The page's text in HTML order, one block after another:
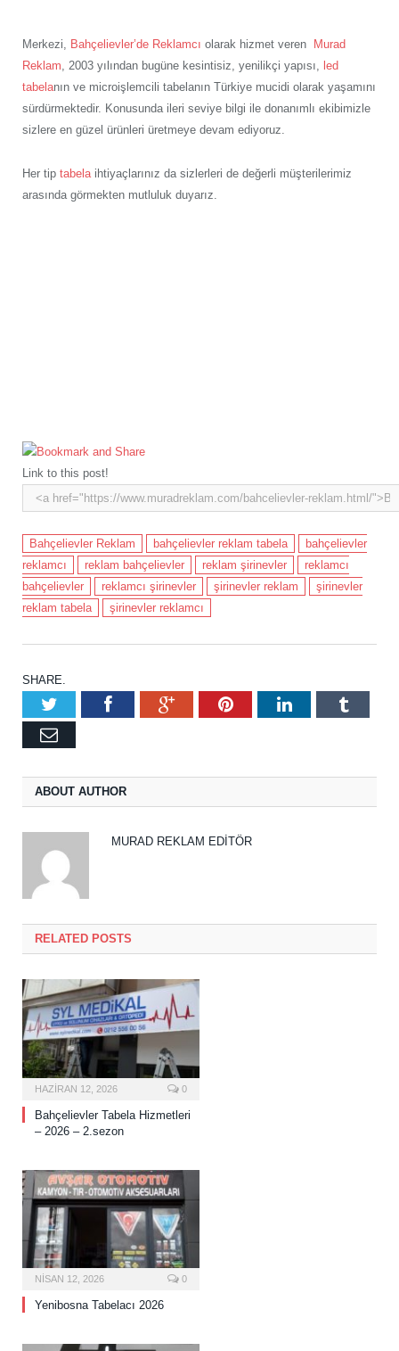
Merkezi, Bahçelievler’de Reklamcı olarak hizmet veren
Murad
Reklam, 2003 yılından bugüne kesintisiz, yenilikçi yapısı, led
tabelanın ve microişlemcili tabelanın Türkiye mucidi olarak yaşamını
sürdürmektedir. Konusunda ileri seviye bilgi ile donanımlı ekibimizle
sizlere en güzel ürünleri üretmeye devam ediyoruz.
Her tip tabela ihtiyaçlarınız da sizlerleri de değerli müşterilerimiz
arasında görmekten mutluluk duyarız.
Link to this post!
Bahçelievler Reklam bahçelievler reklam tabela
bahçelievler
reklamcı
reklam bahçelievler reklam şirinevler
reklamcı
bahçelievler
reklamcı şirinevler şirinevler reklam
şirinevler
reklam tabela
şirinevler reklamcı
SHARE.
TwitterFacebookGoogle+PinterestLinkedIn
Email
ABOUT AUTHOR
MURAD REKLAM EDITÖR
RELATED POSTS
HAZIRAN 12, 2026 0
Bahçelievler Tabela Hizmetleri
– 2026 – 2.sezon
NISAN 12, 2026 0
Yenibosna Tabelacı 2026